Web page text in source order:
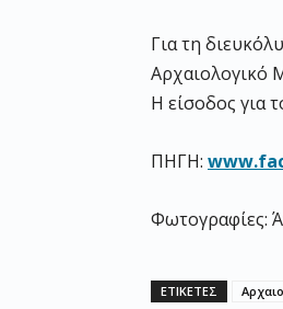
Για τη
Αρχαιολογικό
Η είσοδος για
ΠΗΓΗ:
Φωτογραφίες:
ΕΤΙΚΕΤΕΣ